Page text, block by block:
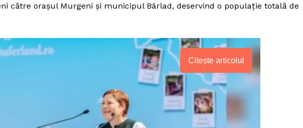
către orașul Murgeni și municipul Bârlad, deservind o populație totală de
Citește articolul